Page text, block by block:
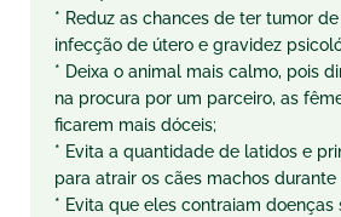
* Reduz as chances de ter tumor
infecção de útero e gravidez
* Deixa o animal mais calmo, pois
na procura por um parceiro, as
ficarem mais dóceis;
* Evita a quantidade de latidos e
para atrair os cães machos durante
* Evita que eles contraiam doenças